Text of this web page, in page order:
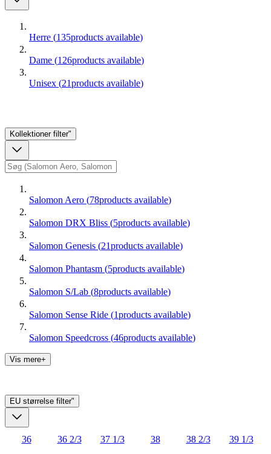
Herre (135products available)
Dame (126products available)
Unisex (21products available)
Kollektioner filter"
Salomon Aero (78products available)
Salomon DRX Bliss (5products available)
Salomon Genesis (21products available)
Salomon Phantasm (5products available)
Salomon S/Lab (8products available)
Salomon Sense Ride (1products available)
Salomon Speedcross (46products available)
Vis mere+
EU størrelse filter"
36 36 2/3 37 1/3 38 38 2/3 39 1/3